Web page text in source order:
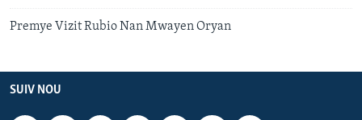
Premye Vizit Rubio Nan Mwayen Oryan
SUIV NOU